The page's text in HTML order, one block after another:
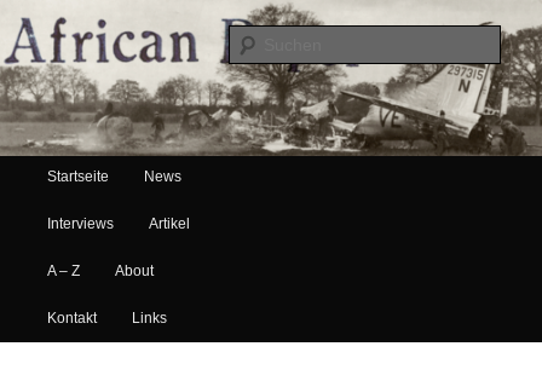
African Paper
Hauptmenü
Zum Inhalt wechseln
Zum sekundären Inhalt wechseln
Startseite News
Interviews Artikel
A – Z About
Kontakt Links